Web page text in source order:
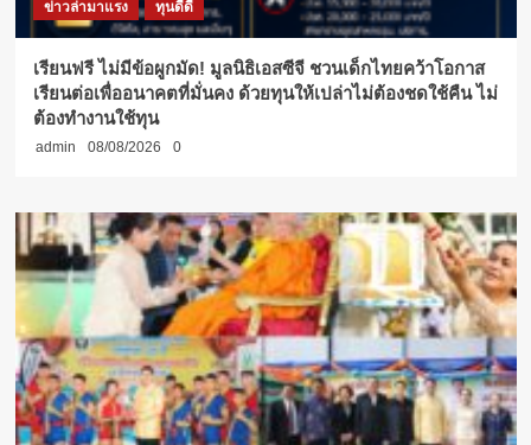
ข่าวล่ามาแรง ทุนดีดี
เรียนฟรี ไม่มีข้อผูกมัด! มูลนิธิเอสซีจี ชวนเด็กไทยคว้าโอกาส
เรียนต่อเพื่ออนาคตที่มั่นคง ด้วยทุนให้เปล่าไม่ต้องชดใช้คืน ไม่
ต้องทำงานใช้ทุน
admin 08/08/2026 0